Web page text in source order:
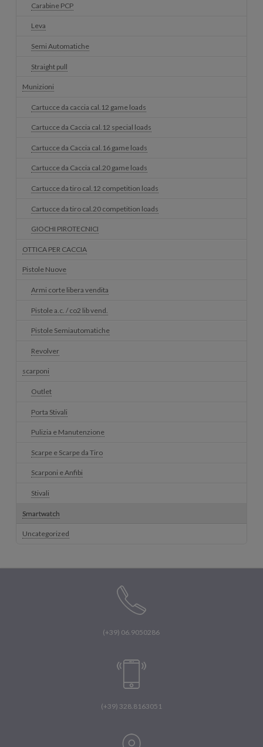
Carabine PCP
Leva
Semi Automatiche
Straight pull
Munizioni
Cartucce da caccia cal.12 game loads
Cartucce da Caccia cal.12 special loads
Cartucce da Caccia cal.16 game loads
Cartucce da Caccia cal.20 game loads
Cartucce da tiro cal.12 competition loads
Cartucce da tiro cal.20 competition loads
GIOCHI PIROTECNICI
OTTICA PER CACCIA
Pistole Nuove
Armi corte libera vendita
Pistole a.c. / co2 lib vend.
Pistole Semiautomatiche
Revolver
scarponi
Outlet
Porta Stivali
Pulizia e Manutenzione
Scarpe e Scarpe da Tiro
Scarponi e Anfibi
Stivali
Smartwatch
Uncategorized
(+39) 06.9050286
(+39) 328.8163051